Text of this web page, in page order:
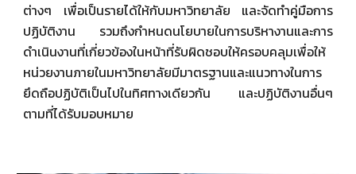
ต่างๆ เพื่อเป็นรายได้ให้กับมหาวิทยาลัย และจัดทำคู่มือการ
ปฏิบัติงาน รวมถึงกำหนดนโยบายในการบริหางานและการ
ดำเนินงานที่เกี่ยวข้องในหน้าที่รับผิดชอบให้ครอบคลุมเพื่อให้
หน่วยงานภายในมหาวิทยาลัยมีมาตรฐานและแนวทางในการ
ยึดถือปฏิบัติเป็นไปในทิศทางเดียวกัน และปฏิบัติงานอื่นๆ
ตามที่ได้รับมอบหมาย